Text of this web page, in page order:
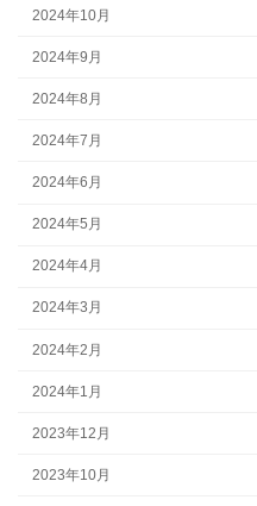
2024年10月
2024年9月
2024年8月
2024年7月
2024年6月
2024年5月
2024年4月
2024年3月
2024年2月
2024年1月
2023年12月
2023年10月